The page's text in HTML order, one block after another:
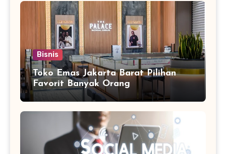
Bisnis
Toko Emas Jakarta Barat Pilihan
Favorit Banyak Orang